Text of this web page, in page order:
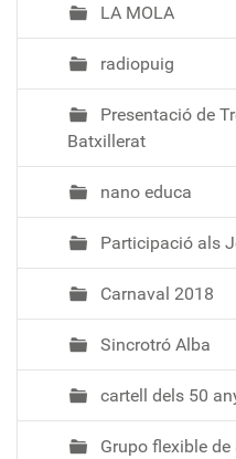
LA MOLA
radiopuig
Presentació de
Batxillerat
nano educa
Participació als
Carnaval 2018
Sincrotró Alba
cartell dels 50
Grupo flexible de